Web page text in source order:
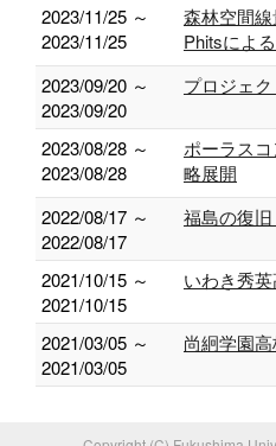
2023/11/25 ～
2023/11/25
森林空間
Phitsによ
2023/09/20 ～
2023/09/20
プロジェ
2023/08/28 ～
2023/08/28
ポーラス
略展開
2022/08/17 ～
2022/08/17
福島の復
2021/10/15 ～
2021/10/15
いわき秀
2021/03/05 ～
2021/03/05
尚絅学園